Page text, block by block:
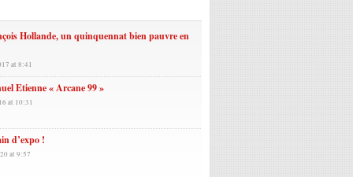
Hollande, un quinquennat bien pauvre en
at 8:41
Etienne « Arcane 99 »
at 10:31
d’expo !
at 9:57